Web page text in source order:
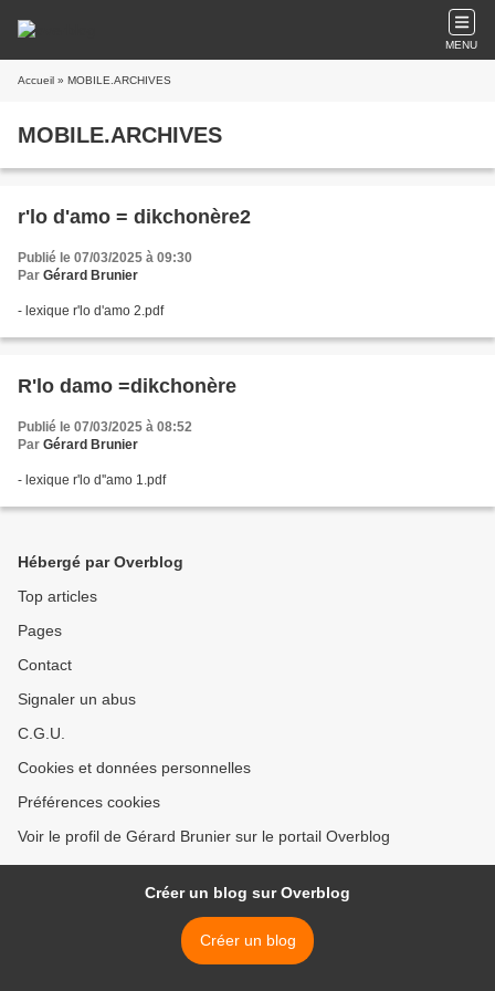
MENU
Accueil » MOBILE.ARCHIVES
MOBILE.ARCHIVES
r'lo d'amo = dikchonère2
Publié le 07/03/2025 à 09:30
Par Gérard Brunier
- lexique r'lo d'amo 2.pdf
R'lo damo =dikchonère
Publié le 07/03/2025 à 08:52
Par Gérard Brunier
- lexique r'lo d''amo 1.pdf
Hébergé par Overblog
Top articles
Pages
Contact
Signaler un abus
C.G.U.
Cookies et données personnelles
Préférences cookies
Voir le profil de Gérard Brunier sur le portail Overblog
Créer un blog sur Overblog
Créer un blog